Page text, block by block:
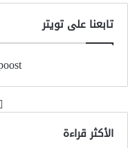
تابعنا على تويتر
الأكثر قراءة